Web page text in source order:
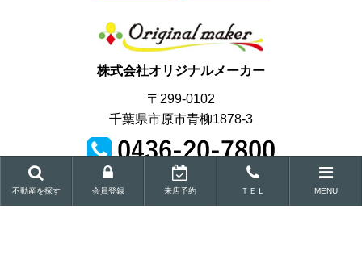
不動産を探す 会員登録 来店予約 ＴＥＬ MENU
株式会社オリジナルメーカー
〒299-0102
千葉県市原市青柳1878-3
営業時間｜9:00～18:00